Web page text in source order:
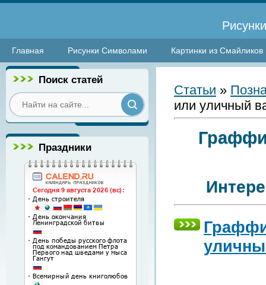
Главная Рисунки Символами Картинки из Смайликов
Поиск статей
Праздники
Статьи »
или уличный